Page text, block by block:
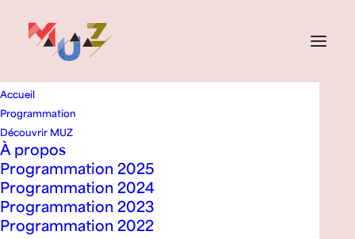
Accueil
Programmation
Découvrir MUZ
À propos
Programmation 2025
Programmation 2024
Programmation 2023
Programmation 2022
RETOUR À LA PROGRAMMATION
Lapelúda